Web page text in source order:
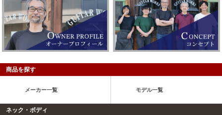
商品を探す
メーカー一覧 モデル一覧
ネック・ボディ